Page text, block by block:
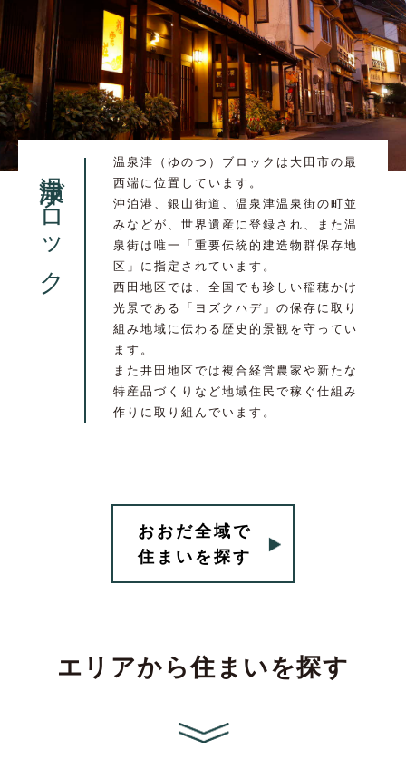
温泉津ブロック
温泉津（ゆのつ）ブロックは大田市の最
西端に位置しています。
沖泊港、銀山街道、温泉津温泉街の町並
みなどが、世界遺産に登録され、また温
泉街は唯一「重要伝統的建造物群保存地
区」に指定されています。
西田地区では、全国でも珍しい稲穂かけ
光景である「ヨズクハデ」の保存に取り
組み地域に伝わる歴史的景観を守ってい
ます。
また井田地区では複合経営農家や新たな
特産品づくりなど地域住民で稼ぐ仕組み
作りに取り組んでいます。
おおだ全域で
住まいを探す
エリアから住まいを探す